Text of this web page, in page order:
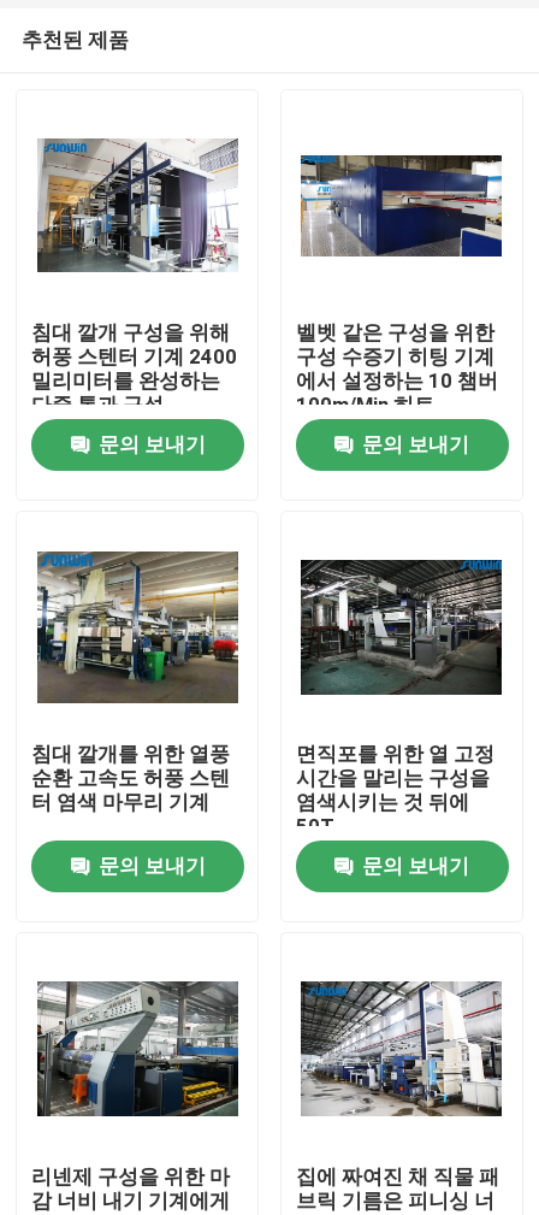
회사 소개
접촉
제품 소개
직물 너비 내기 기계
허풍 너비 내기 기계
직물 건조 기계
직물 완성 가공기
추천된 제품
침대 깔개 구성을 위해
허풍 스텐터 기계 2400
밀리미터를 완성하는
다중 통과 구성
문의 보내기
벨벳 같은 구성을 위한
구성 수증기 히팅 기계
에서 설정하는 10 챔버
100m/Min 히트
문의 보내기
침대 깔개를 위한 열풍
순환 고속도 허풍 스텐
터 염색 마무리 기계
문의 보내기
면직포를 위한 열 고정
시간을 말리는 구성을
염색시키는 것 뒤에
50T
문의 보내기
리넨제 구성을 위한 마
감 너비 내기 기계에게
집에 짜여진 채 직물 패
브릭 기름은 피니싱 너